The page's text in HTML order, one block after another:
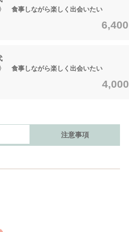
〉 食事しながら楽しく出会いたい
6,400
〉 食事しながら楽しく出会いたい
4,000
注意事項